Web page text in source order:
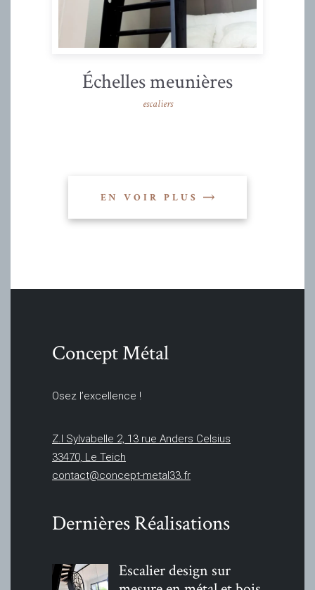
Échelles meunières
escaliers
EN VOIR PLUS
Concept Métal
Osez l’excellence !
Z.I Sylvabelle 2, 13 rue Anders Celsius
33470, Le Teich
contact@concept-metal33.fr
Dernières Réalisations
Escalier design sur